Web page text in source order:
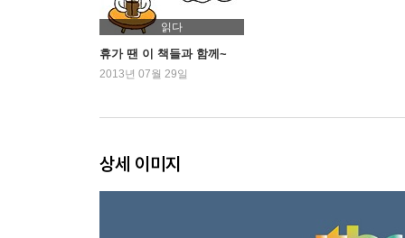
읽다
휴가 땐 이 책들과 함께~
2013년 07월 29일
상세 이미지